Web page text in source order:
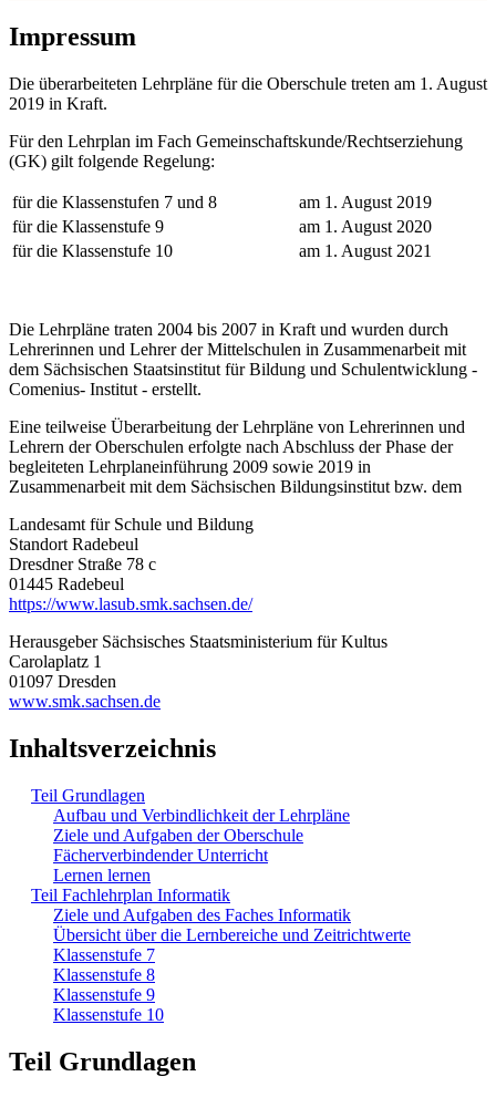
Impressum
Die überarbeiteten Lehrpläne für die Oberschule treten am 1. August
2019 in Kraft.
Für den Lehrplan im Fach Gemeinschaftskunde/Rechtserziehung
(GK) gilt folgende Regelung:
für die Klassenstufen 7 und 8
am 1. August 2019
für die Klassenstufe 9
am 1. August 2020
für die Klassenstufe 10
am 1. August 2021
Die Lehrpläne traten 2004 bis 2007 in Kraft und wurden durch
Lehrerinnen und Lehrer der Mittelschulen in Zusammenarbeit mit
dem Sächsischen Staatsinstitut für Bildung und Schulentwicklung -
Comenius- Institut - erstellt.
Eine teilweise Überarbeitung der Lehrpläne von Lehrerinnen und
Lehrern der Oberschulen erfolgte nach Abschluss der Phase der
begleiteten Lehrplaneinführung 2009 sowie 2019 in
Zusammenarbeit mit dem Sächsischen Bildungsinstitut bzw. dem
Landesamt für Schule und Bildung
Standort Radebeul
Dresdner Straße 78 c
01445 Radebeul
https://www.lasub.smk.sachsen.de/
Herausgeber Sächsisches Staatsministerium für Kultus
Carolaplatz 1
01097 Dresden
www.smk.sachsen.de
Inhaltsverzeichnis
Teil Grundlagen
Aufbau und Verbindlichkeit der Lehrpläne
Ziele und Aufgaben der Oberschule
Fächerverbindender Unterricht
Lernen lernen
Teil Fachlehrplan Informatik
Ziele und Aufgaben des Faches Informatik
Übersicht über die Lernbereiche und Zeitrichtwerte
Klassenstufe 7
Klassenstufe 8
Klassenstufe 9
Klassenstufe 10
Teil Grundlagen